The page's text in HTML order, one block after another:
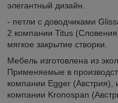
элегантный дизайн.
- петли с доводчиками
2 компании Titus
мягкое закрытие створки.
Мебель изготовлена из
Применяемые в
компании Egger
компании Kronospan